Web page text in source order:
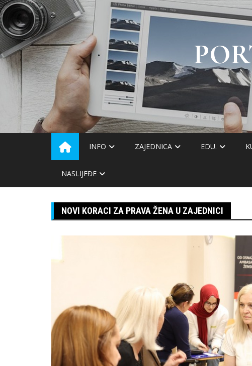
Skip
to
content
INFO ZAJEDNICA EDU.
NASLIJEĐE
NOVI KORACI ZA PRAVA ŽENA U ZAJEDNICI